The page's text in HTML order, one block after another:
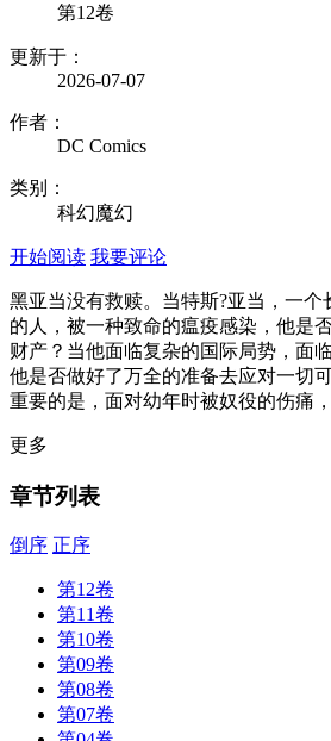
第12卷
更新于：
2026-07-07
作者：
DC Comics
类别：
科幻魔幻
开始阅读 我要评论
黑亚当没有救赎。当特斯?亚当，一个
的人，被一种致命的瘟疫感染，他是
财产？当他面临复杂的国际局势，面
他是否做好了万全的准备去应对一
重要的是，面对幼年时被奴役的伤痛
更多
章节列表
倒序 正序
第12卷
第11卷
第10卷
第09卷
第08卷
第07卷